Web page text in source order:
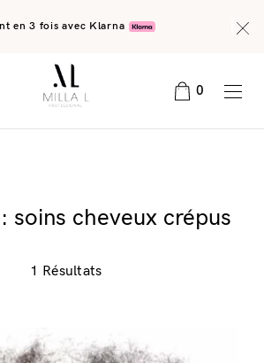
en 3 fois avec Klarna
0
soins cheveux crépus
1 Résultats